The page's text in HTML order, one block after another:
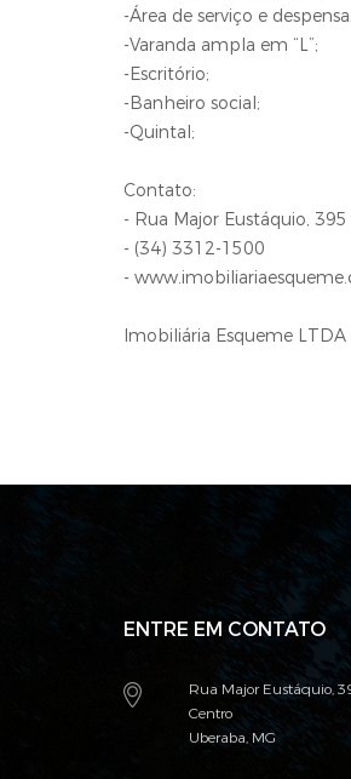
-Área de serviço e despensa;
-Varanda ampla em “L”;
-Escritório;
-Banheiro social;
-Quintal;
Contato:
- Rua Major Eustáquio,
- (34) 3312-1500
-
Imobiliária Esqueme
ENTRE EM CONTATO
Rua Major Eustáquio,
Centro
Uberaba, MG